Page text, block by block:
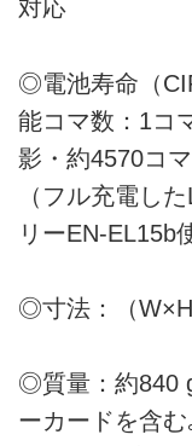
対応
◎電池寿命（
能コマ数：1コ
影・約4570コ
（フル充電し
リーEN-EL15b
◎寸法：（
◎質量：約840
ーカードを含